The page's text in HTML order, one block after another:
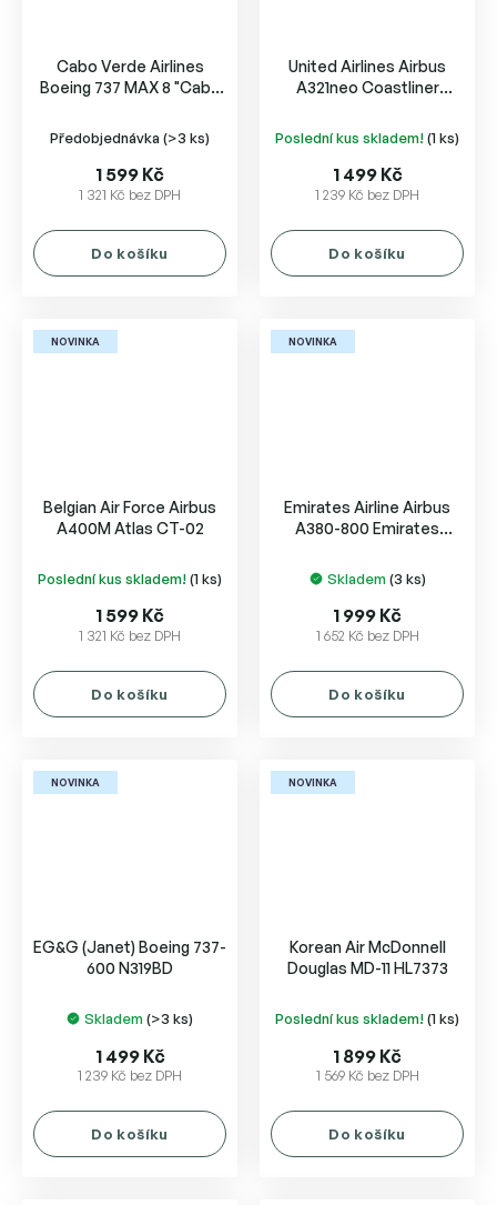
Cabo Verde Airlines
Boeing 737 MAX 8 "Cabo
Předobjednávka (>3 ks)
1 321 Kč bez DPH
1 599 Kč
Do košíku
United Airlines Airbus
A321neo Coastliner
Poslední kus skladem! (1 ks)
1 239 Kč bez DPH
1 499 Kč
Do košíku
NOVINKA
Belgian Air Force Airbus
A400M Atlas CT-02
Poslední kus skladem! (1 ks)
1 321 Kč bez DPH
1 599 Kč
Do košíku
NOVINKA
Emirates Airline Airbus
A380-800 Emirates
Skladem (3 ks)
1 652 Kč bez DPH
1 999 Kč
Do košíku
NOVINKA
EG&G (Janet) Boeing 737-
600 N319BD
Skladem (>3 ks)
1 239 Kč bez DPH
1 499 Kč
Do košíku
NOVINKA
Korean Air McDonnell
Douglas MD-11 HL7373
Poslední kus skladem! (1 ks)
1 569 Kč bez DPH
1 899 Kč
Do košíku